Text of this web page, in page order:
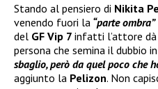
Stando al pensiero di Nikita
venendo fuori la “parte ombra”
del GF Vip 7 infatti l’attore dà
persona che semina il dubbio
sbaglio, però da quel poco che
aggiunto la Pelizon. Non